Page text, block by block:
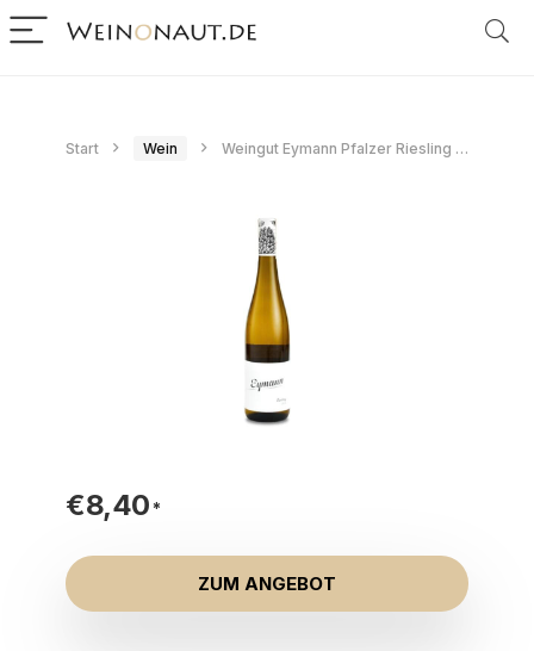
Start Wein Weingut Eymann Pfalzer Riesling Trocken 2024
€8,40
ZUM ANGEBOT